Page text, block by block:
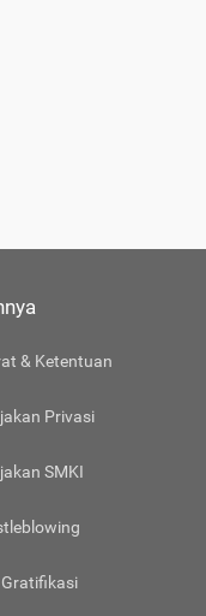
& Ketentuan
Privasi
SMKI